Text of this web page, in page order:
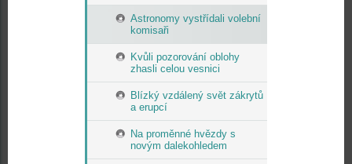
Astronomy vystřídali volební
komisaři
Kvůli pozorování oblohy
zhasli celou vesnici
Blízký vzdálený svět zákrytů
a erupcí
Na proměnné hvězdy s
novým dalekohledem